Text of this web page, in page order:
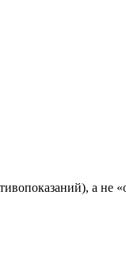
а не